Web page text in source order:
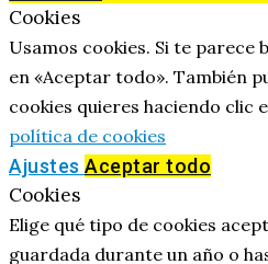
Cookies
Usamos cookies. Si te parece
en «Aceptar todo». También
cookies quieres haciendo clic
política de cookies
Ajustes Aceptar todo
Cookies
Elige qué tipo de cookies
guardada durante un año o